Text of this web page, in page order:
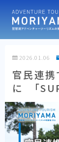
ABOUT
NEWS
2026.01.06
官民連携
に 「